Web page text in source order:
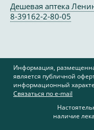
Дешевая аптека
8-39162-2-80-05
Информация,
является публичной
информационный
Связаться по e-mail
наличие